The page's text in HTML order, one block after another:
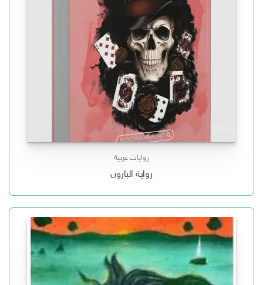
روايات عربية
رواية البارون